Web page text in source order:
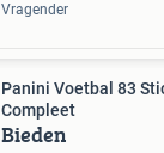
Vragender
Panini Voetbal 83
Compleet
Bieden